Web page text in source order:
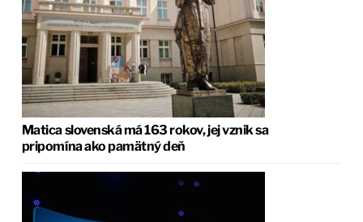
Matica slovenská má 163 rokov, jej vznik sa
pripomína ako pamätný deň